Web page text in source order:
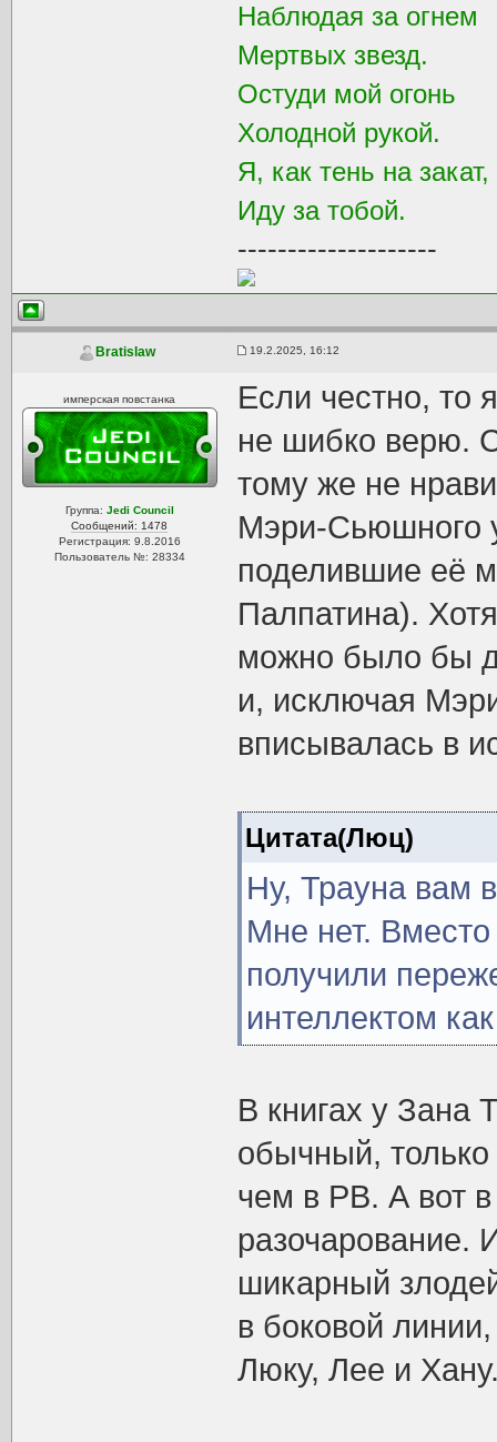
Наблюдая за огнем
Мертвых звезд.
Остуди мой огонь
Холодной рукой.
Я, как тень на закат,
Иду за тобой.
--------------------
Bratislaw 19.2.2025, 16:12
имперская повстанка
Группа: Jedi Council
Сообщений: 1478
Регистрация: 9.8.2016
Пользователь №: 28334
Если честно, то
не шибко верю.
тому же не
Мэри-Сьюшного
поделившие её
Палпатина).
можно было бы
и, исключая
вписывалась в
Цитата(Люц)
Ну, Трауна вам
Мне нет. Вместо
получили
интеллектом
В книгах у Зана
обычный,
чем в РВ. А вот
разочарование.
шикарный
в боковой
Люку, Лее и